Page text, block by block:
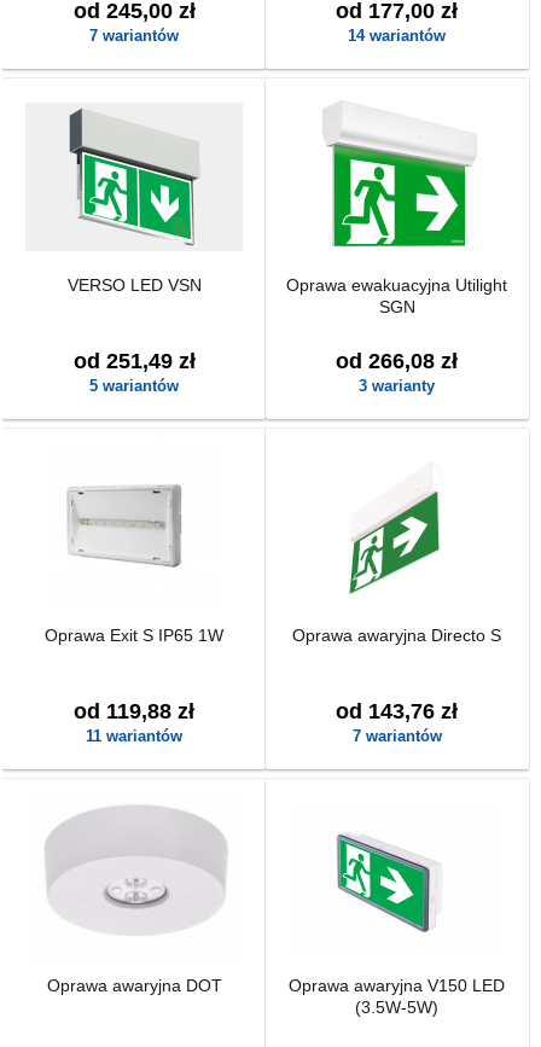
od 245,00 zł
7 wariantów
od 177,00 zł
14 wariantów
VERSO LED VSN
od 251,49 zł
5 wariantów
Oprawa ewakuacyjna Utilight
SGN
od 266,08 zł
3 warianty
Oprawa Exit S IP65 1W
od 119,88 zł
11 wariantów
Oprawa awaryjna Directo S
od 143,76 zł
7 wariantów
Oprawa awaryjna DOT
Oprawa awaryjna V150 LED
(3.5W-5W)